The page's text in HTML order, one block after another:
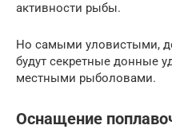
активности рыбы.
Но самыми уловистыми,
будут секретные донные
местными рыболовами.
Оснащение